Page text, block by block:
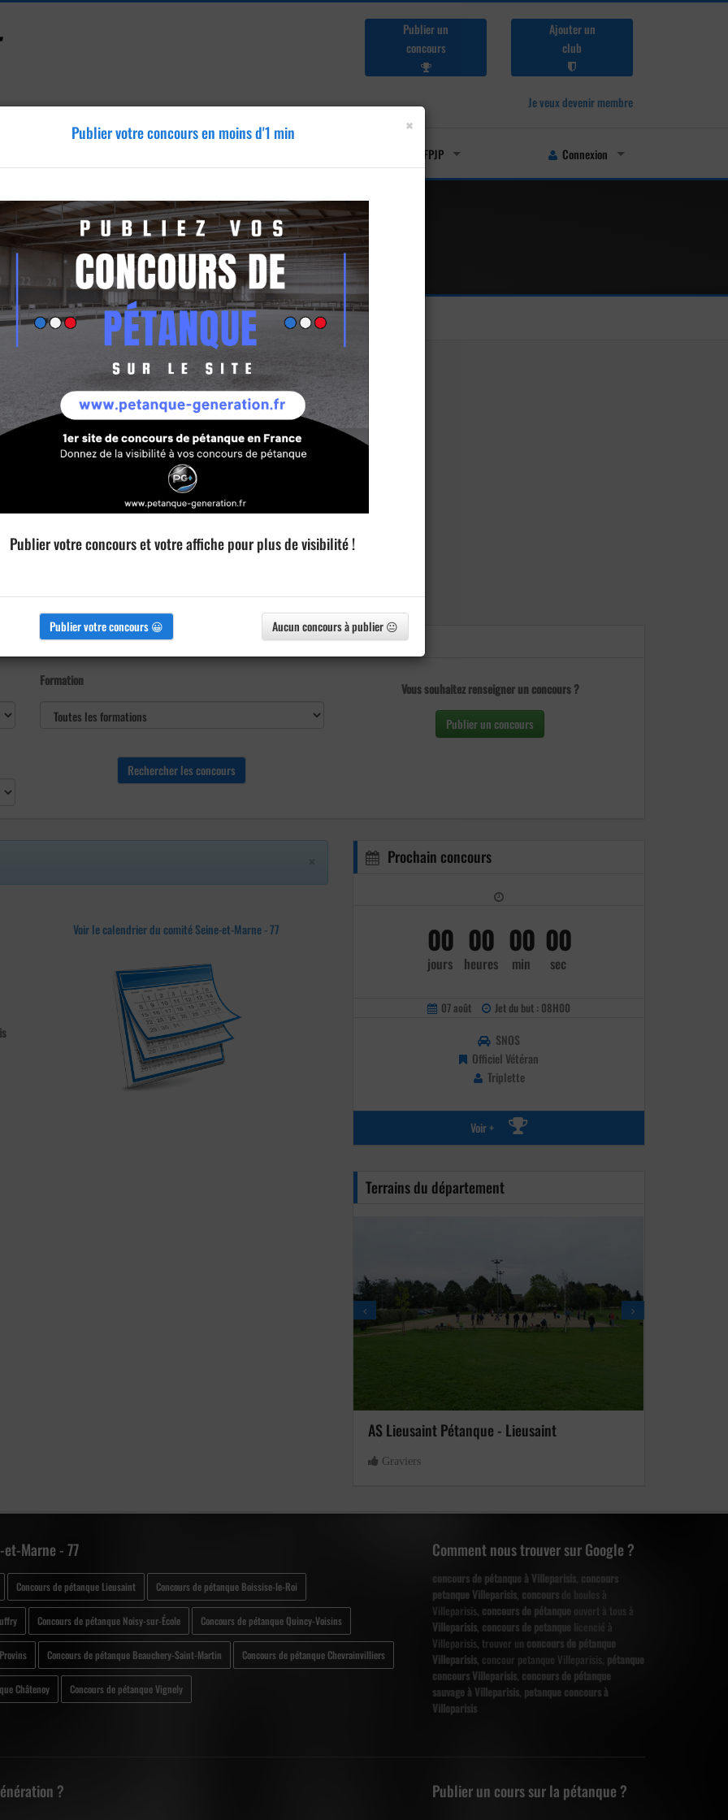
Publier un
concours
Ajouter un
club
Je veux devenir membre
Licenciés FFPJP Connexion
Formation
Vous souhaitez renseigner un concours ?
Publier un concours
Voir le calendrier du comité Seine-et-Marne - 77
Prochain concours
00
jours
00
heures
00
min
00
sec
07 août Jet du but : 08H00
SNOS
Officiel Vétéran
Triplette
Voir +
Terrains du département
AS Lieusaint Pétanque - Lieusaint
Graviers
×
Publier votre concours en moins d'1 min
Publier votre concours et votre affiche pour plus de visibilité !
Publier votre concours 😀 Aucun concours à publier 😐
Marne - 77
Concours de pétanque Lieusaint Concours de pétanque Boissise-le-Roi
Concours de pétanque Noisy-sur-École Concours de pétanque Quincy-Voisins
Concours de pétanque Beauchery-Saint-Martin Concours de pétanque Chevrainvilliers
Châtenoy Concours de pétanque Vignely
Comment nous trouver sur Google ?
concours de pétanque à Villeparisis, concours
petanque Villeparisis, concoursde boules à
Villeparisis, concours de pétanque ouvert à tous à
Villeparisis, concours de petanque licencié à
Villeparisis, trouver un concours de pétanque
Villeparisis, concour petanque Villeparisis, pétanque
concours Villeparisis, concours de pétanque
sauvage à Villeparisis, petanque concours à
Villeparisis
? Publier un cours sur la pétanque ?